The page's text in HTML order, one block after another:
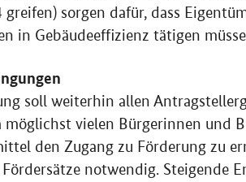
greifen) sorgen dafür, dass
in Gebäudeeffizienz tätigen
soll weiterhin allen
möglichst vielen Bürgerinnen und
den Zugang zu Förderung zu
notwendig. Steigende